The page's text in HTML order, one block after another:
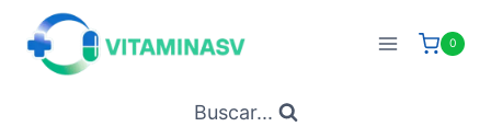
Saltar
contenido
0
Buscar...